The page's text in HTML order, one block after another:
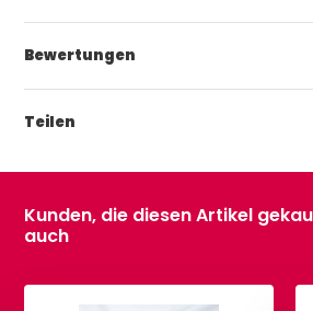
Bewertungen
Teilen
Kunden, die diesen Artikel
auch